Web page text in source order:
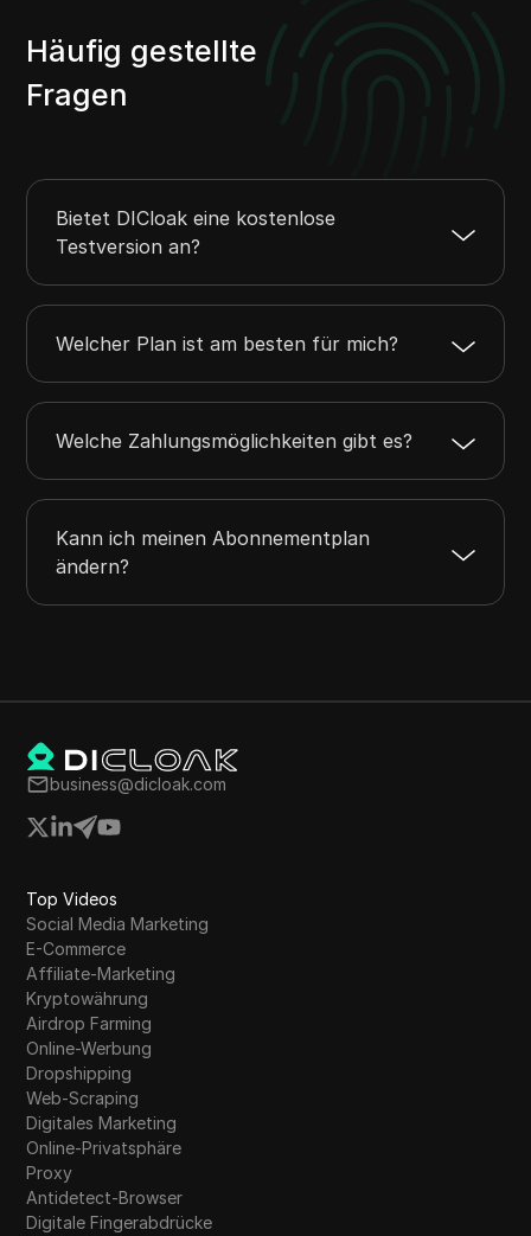
Häufig gestellte
Fragen
Bietet DICloak eine kostenlose
Testversion an?
Welcher Plan ist am besten für mich?
Welche Zahlungsmöglichkeiten gibt es?
Kann ich meinen Abonnementplan
ändern?
business@dicloak.com
Top Videos
Social Media Marketing
E-Commerce
Affiliate-Marketing
Kryptowährung
Airdrop Farming
Online-Werbung
Dropshipping
Web-Scraping
Digitales Marketing
Online-Privatsphäre
Proxy
Antidetect-Browser
Digitale Fingerabdrücke